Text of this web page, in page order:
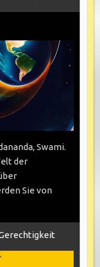
Swami.
der
Sie von